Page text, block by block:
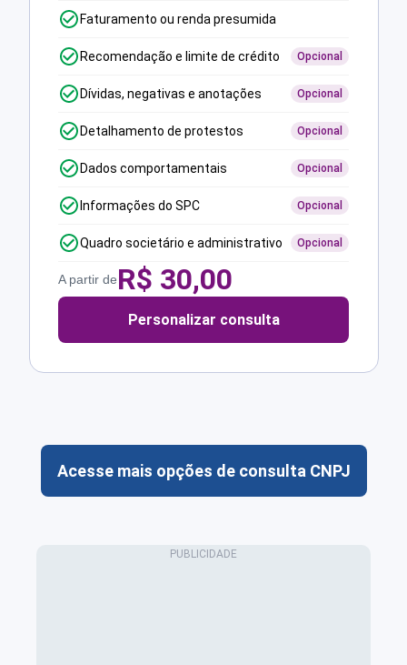
Faturamento ou renda presumida
Recomendação e limite de crédito Opcional
Dívidas, negativas e anotações Opcional
Detalhamento de protestos Opcional
Dados comportamentais Opcional
Informações do SPC Opcional
Quadro societário e administrativo Opcional
A partir deR$ 30,00
Personalizar consulta
Acesse mais opções de consulta CNPJ